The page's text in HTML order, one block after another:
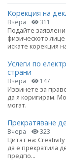
Корекция на
Вчера 311
Подайте
физическото
искате корекция
Услеги по
страни
Вчера 147
Извинете за
да я коригирам.
могат.
Прекратяване
Вчера 323
Цитат на:
да е прекратила
предпо...